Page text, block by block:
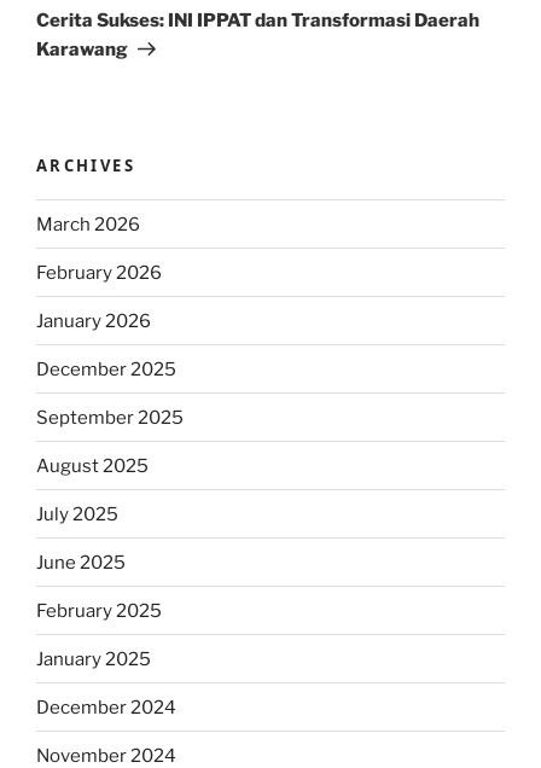
Post
Cerita Sukses: INI IPPAT dan Transformasi Daerah
Karawang
ARCHIVES
March 2026
February 2026
January 2026
December 2025
September 2025
August 2025
July 2025
June 2025
February 2025
January 2025
December 2024
November 2024